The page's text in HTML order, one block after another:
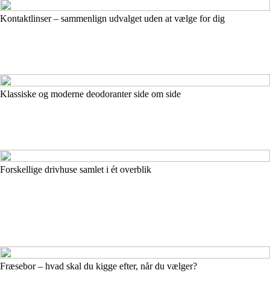
Kontaktlinser – sammenlign udvalget uden at vælge for dig
Klassiske og moderne deodoranter side om side
Forskellige drivhuse samlet i ét overblik
Fræsebor – hvad skal du kigge efter, når du vælger?